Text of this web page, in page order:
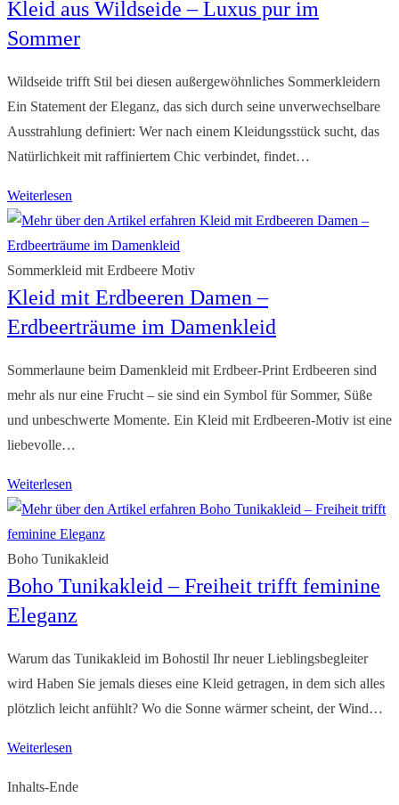
Outfits
Kleid aus Wildseide – Luxus pur im
Sommer
Wildseide trifft Stil bei diesen außergewöhnliches Sommerkleidern
Ein Statement der Eleganz, das sich durch seine unverwechselbare
Ausstrahlung definiert: Wer nach einem Kleidungsstück sucht, das
Natürlichkeit mit raffiniertem Chic verbindet, findet…
Weiterlesen
aus
Wildseide
–
Luxus
pur
Sommer
Sommerkleid mit Erdbeere Motiv
Kleid mit Erdbeeren Damen –
Erdbeerträume im Damenkleid
Sommerlaune beim Damenkleid mit Erdbeer-Print Erdbeeren sind
mehr als nur eine Frucht – sie sind ein Symbol für Sommer, Süße
und unbeschwerte Momente. Ein Kleid mit Erdbeeren-Motiv ist eine
liebevolle…
Weiterlesen
mit
Erdbeeren
Damen
–
Damenkleid
Boho Tunikakleid
Boho Tunikakleid – Freiheit trifft feminine
Eleganz
Warum das Tunikakleid im Bohostil Ihr neuer Lieblingsbegleiter
wird Haben Sie jemals dieses eine Kleid getragen, in dem sich alles
plötzlich leicht anfühlt? Wo die Sonne wärmer scheint, der Wind…
Weiterlesen
–
Inhalts-Ende